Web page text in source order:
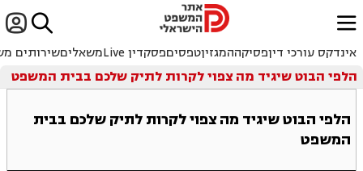

ﱐ
אינדקס עורכי דיןפסיקההמגזיןטפסיםפסקדין Live משאליםשירותים
הלפי הבוט שיגיד מה צפוי לקרות לתיק שלכם בבית המשפט
הלפי הבוט שיגיד מה צפוי לקרות לתיק שלכם בבית
המשפט